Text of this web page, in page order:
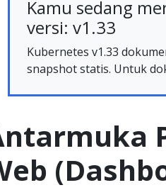
Kamu sedang
versi: v1.33
Kubernetes v1.33
snapshot statis. Untuk